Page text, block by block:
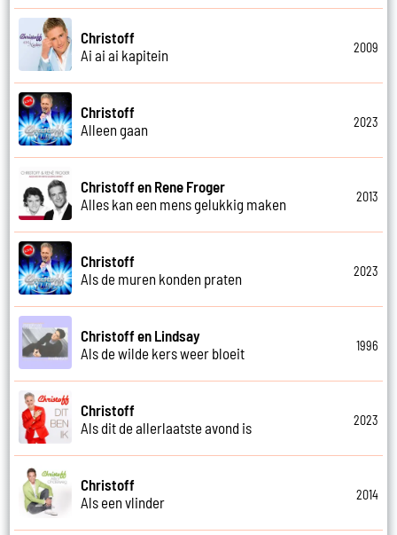
Christoff
Ai ai ai kapitein
2009
Christoff
Alleen gaan
2023
Christoff en Rene Froger
Alles kan een mens gelukkig maken
2013
Christoff
Als de muren konden praten
2023
Christoff en Lindsay
Als de wilde kers weer bloeit
1996
Christoff
Als dit de allerlaatste avond is
2023
Christoff
Als een vlinder
2014